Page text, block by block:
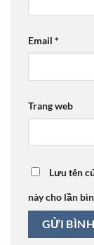
Email *
Trang web
Lưu tên
này cho lần